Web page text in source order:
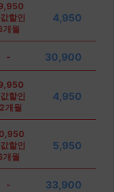
할인
개월
4,950
- 30,900
할인
개월
4,950
할인
개월
5,950
- 33,900